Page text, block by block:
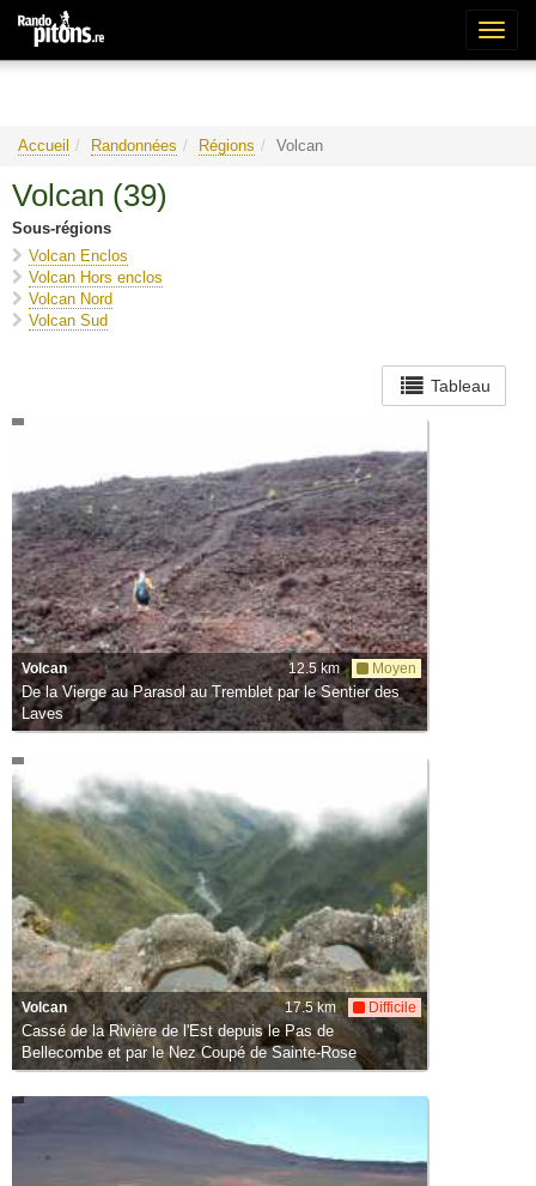
Accueil Randonnées Régions Volcan
Volcan (39)
Sous-régions
Volcan Enclos
Volcan Hors enclos
Volcan Nord
Volcan Sud
Tableau
Volcan
De la Vierge au Parasol au Tremblet par le Sentier des
Laves
12.5 km Moyen
Volcan
Cassé de la Rivière de l'Est depuis le Pas de
Bellecombe et par le Nez Coupé de Sainte-Rose
17.5 km Difficile